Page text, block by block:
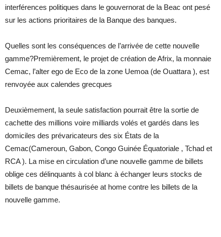
interférences politiques dans le gouvernorat de la Beac ont pesé
sur les actions prioritaires de la Banque des banques.
Quelles sont les conséquences de l’arrivée de cette nouvelle
gamme?Premièrement, le projet de création de Afrix, la monnaie
Cemac, l’alter ego de Eco de la zone Uemoa (de Ouattara ), est
renvoyée aux calendes grecques
Deuxièmement, la seule satisfaction pourrait être la sortie de
cachette des millions voire milliards volés et gardés dans les
domiciles des prévaricateurs des six États de la
Cemac(Cameroun, Gabon, Congo Guinée Équatoriale , Tchad et
RCA ). La mise en circulation d’une nouvelle gamme de billets
oblige ces délinquants à col blanc à échanger leurs stocks de
billets de banque thésaurisée at home contre les billets de la
nouvelle gamme.